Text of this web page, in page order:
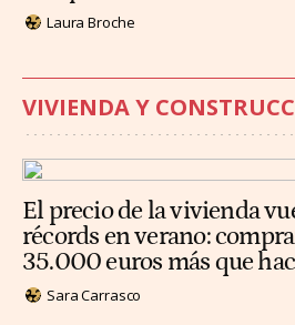
Laura Broche
VIVIENDA Y
El precio de la vivienda
récords en verano:
35.000 euros más que
Sara Carrasco